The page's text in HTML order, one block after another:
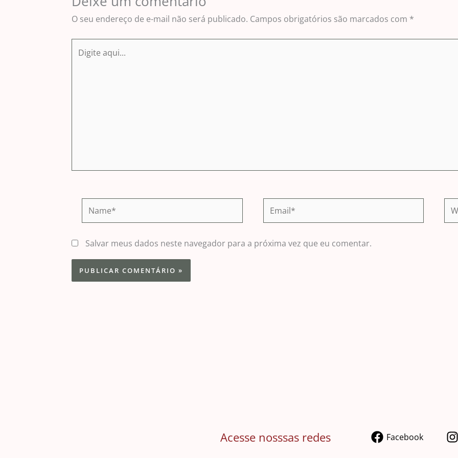
O seu endereço de e-mail não será publicado. Campos obrigatórios são marcados com *
aqui...
Name* Email*
Salvar meus dados neste navegador para a próxima vez que eu comentar.
Acesse nosssas redes Facebook